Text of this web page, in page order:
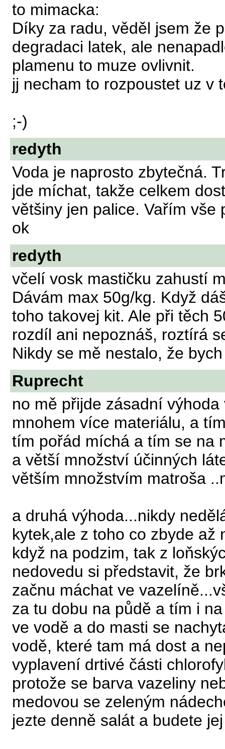
to mimacka:
Díky za radu, věděl jsem že
degradaci latek, ale
plamenu to muze ovlivnit.
jj necham to rozpoustet uz v
;-)
redyth
Voda je naprosto zbytečná.
jde míchat, takže celkem
většiny jen palice. Vařím vše
ok
redyth
včelí vosk mastičku zahustí
Dávám max 50g/kg. Když
toho takovej kit. Ale při těch
rozdíl ani nepoznáš, roztírá
Nikdy se mě nestalo, že
Ruprecht
no mě přijde zásadní
mnohem více materiálu, a
tím pořád míchá a tím se na
a větší množství účinných
větším množstvím matroša
a druhá výhoda...nikdy
kytek,ale z toho co zbyde až
když na podzim, tak z
nedovedu si představit, že
začnu máchat ve
za tu dobu na půdě a tím i
ve vodě a do masti se
vodě, které tam má dost a
vyplavení drtivé části
protože se barva vazeliny
medovou se zeleným
jezte denně salát a budete